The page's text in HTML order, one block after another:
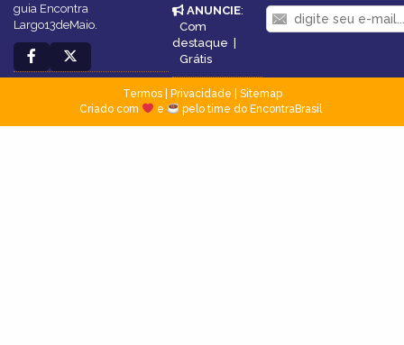
guia Encontra
Largo13deMaio.
ANUNCIE:
Com
destaque |
Grátis
Termos| Privacidade
Sitemap
Criado com
e pelo time do EncontraBrasil